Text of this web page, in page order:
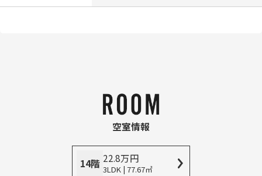
空室情報
14階 22.8万円
3LDK | 77.67㎡